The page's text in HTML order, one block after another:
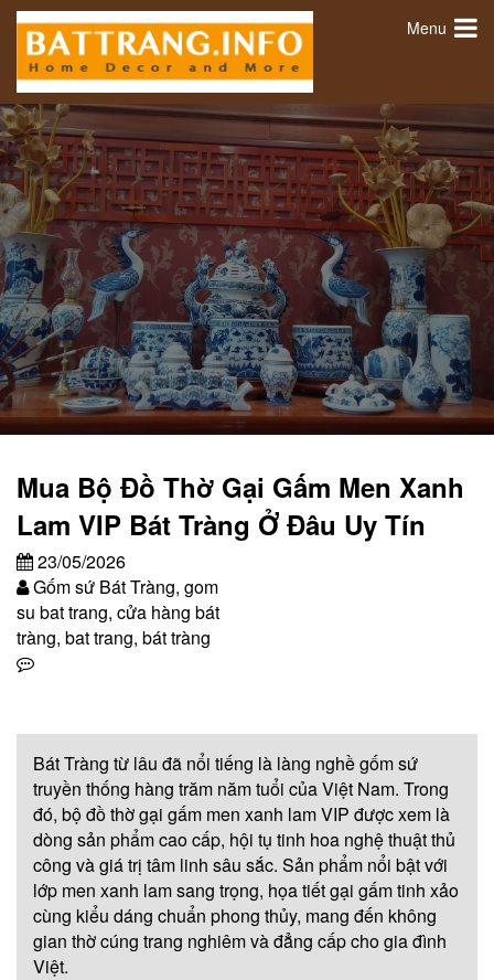
Menu
Mua Bộ Đồ Thờ Gại Gấm Men Xanh
Lam VIP Bát Tràng Ở Đâu Uy Tín
23/05/2026
Gốm sứ Bát Tràng, gom
su bat trang, cửa hàng bát
tràng, bat trang, bát tràng
Bát Tràng từ lâu đã nổi tiếng là làng nghề gốm sứ
truyền thống hàng trăm năm tuổi của Việt Nam. Trong
đó, bộ đồ thờ gại gấm men xanh lam VIP được xem là
dòng sản phẩm cao cấp, hội tụ tinh hoa nghệ thuật thủ
công và giá trị tâm linh sâu sắc. Sản phẩm nổi bật với
lớp men xanh lam sang trọng, họa tiết gại gấm tinh xảo
cùng kiểu dáng chuẩn phong thủy, mang đến không
gian thờ cúng trang nghiêm và đẳng cấp cho gia đình
Việt.